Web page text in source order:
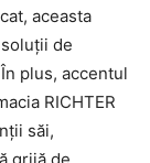
aceasta
de
plus, accentul
RICHTER
săi,